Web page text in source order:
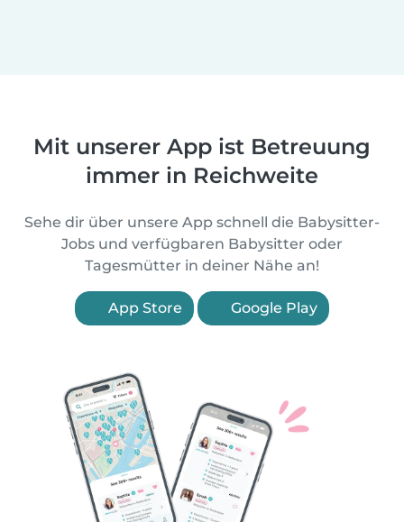
Mit unserer App ist Betreuung
immer in Reichweite
Sehe dir über unsere App schnell die Babysitter-
Jobs und verfügbaren Babysitter oder
Tagesmütter in deiner Nähe an!
App Store Google Play